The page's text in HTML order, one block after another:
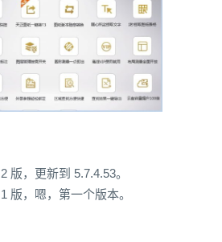
版，更新到 5.7.4.53。
版，嗯，第一个版本。